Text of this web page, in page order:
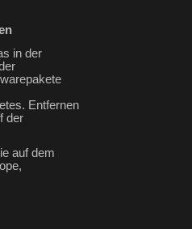
in der
Entfernen
der
auf dem